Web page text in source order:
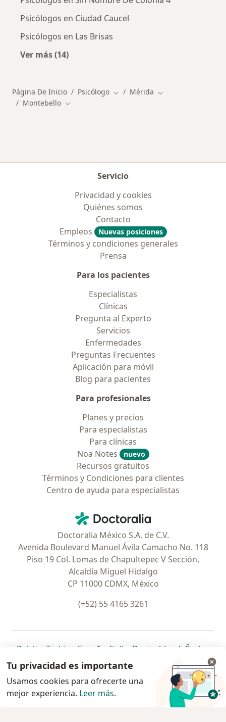
Psicólogos en Ciudad Caucel
Psicólogos en Las Brisas
Ver más (14)
Página De Inicio Psicólogo Cambiar de ciudad
Mérida Cambiar de ciudad
Montebello Cambiar de ciudad
Servicio
Privacidad y cookies
Quiénes somos
Contacto
Empleos
Nuevas posiciones
Términos y condiciones generales
Prensa
Para los pacientes
Especialistas
Clínicas
Pregunta al Experto
Servicios
Enfermedades
Preguntas Frecuentes
Aplicación para móvil
Blog para pacientes
Para profesionales
Planes y precios
Para especialistas
Para clínicas
Noa Notes
nuevo
Recursos gratuitos
Términos y Condiciones para clientes
Centro de ayuda para especialistas
Doctoralia - Página de inicio
Doctoralia México S.A. de C.V.
Avenida Boulevard Manuel Ávila Camacho No. 118
Piso 19 Col. Lomas de Chapultepec V Sección,
Alcaldía Miguel Hidalgo
CP 11000 CDMX, México
(+52) 55 4165 3261
Polska se abre en una nueva pestaña
Türkiye se abre en una nueva pestaña
España se abre en una nueva pestaña
Italia se abre en una nueva
Deutschlandse abre en
Česko
Portugal
se abre en una nueva pestaña
México se abre en una nueva pestaña
Chile se abre en una nueva pestaña
Brasil se abre en una nueva
se abre en
se
se abre en una nueva
www.doctoralia.com.mx © 2026 - Encuentra tu
Tu privacidad es importante
Usamos cookies para ofrecerte una
mejor experiencia. Leer más.